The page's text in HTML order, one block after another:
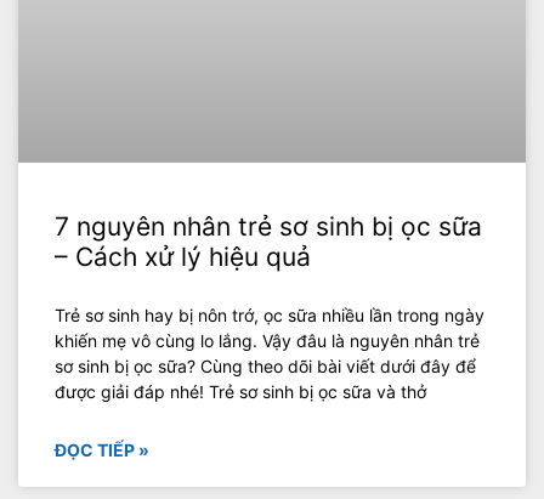
7 nguyên nhân trẻ sơ sinh bị ọc sữa
– Cách xử lý hiệu quả
Trẻ sơ sinh hay bị nôn trớ, ọc sữa nhiều lần trong ngày
khiến mẹ vô cùng lo lắng. Vậy đâu là nguyên nhân trẻ
sơ sinh bị ọc sữa? Cùng theo dõi bài viết dưới đây để
được giải đáp nhé! Trẻ sơ sinh bị ọc sữa và thở
ĐỌC TIẾP »